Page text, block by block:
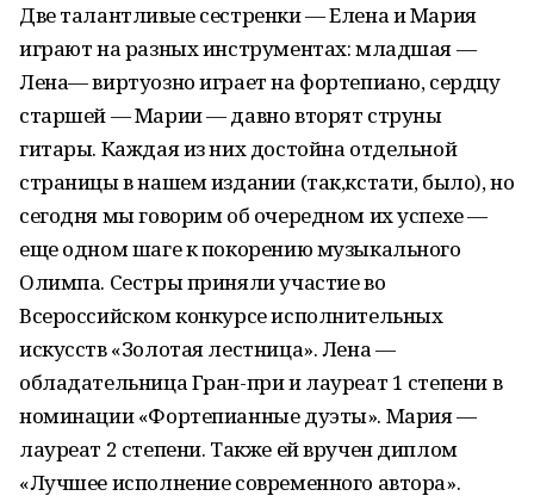
Две талантливые сестренки — Елена и Мария
играют на разных инструментах: младшая —
Лена— виртуозно играет на фортепиано, сердцу
старшей — Марии — давно вторят струны
гитары. Каждая из них достойна отдельной
страницы в нашем издании (так,кстати, было), но
сегодня мы говорим об очередном их успехе —
еще одном шаге к покорению музыкального
Олимпа. Сестры приняли участие во
Всероссийском конкурсе исполнительных
искусств «Золотая лестница». Лена —
обладательница Гран-при и лауреат 1 степени в
номинации «Фортепианные дуэты». Мария —
лауреат 2 степени. Также ей вручен диплом
«Лучшее исполнение современного автора».